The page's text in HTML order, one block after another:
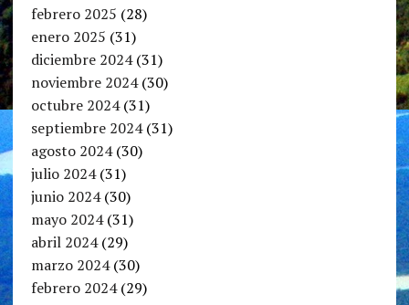
febrero 2025 (28)
enero 2025 (31)
diciembre 2024(31)
noviembre 2024(30)
octubre 2024(31)
septiembre 2024(31)
agosto 2024(30)
julio 2024(31)
junio 2024(30)
mayo 2024(31)
abril 2024(29)
marzo 2024(30)
febrero 2024(29)